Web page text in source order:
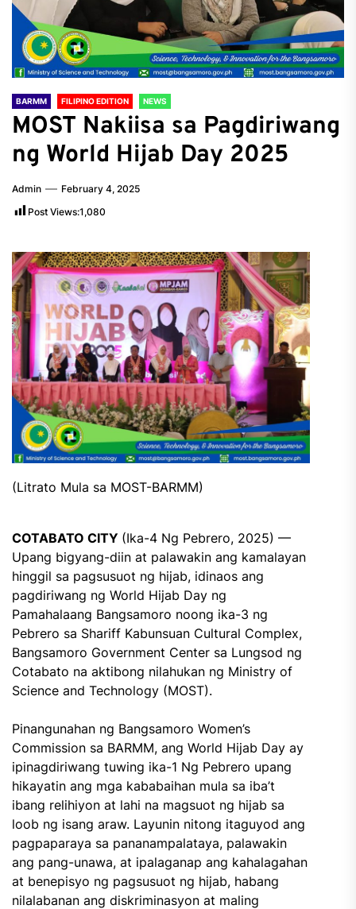
BARMM FILIPINO EDITION NEWS
MOST Nakiisa sa Pagdiriwang
ng World Hijab Day 2025
Admin
February 4, 2025
Post Views:1,080
(Litrato Mula sa MOST-BARMM)
COTABATO CITY (Ika-4 Ng Pebrero, 2025) —
Upang bigyang-diin at palawakin ang kamalayan
hinggil sa pagsusuot ng hijab, idinaos ang
pagdiriwang ng World Hijab Day ng
Pamahalaang Bangsamoro noong ika-3 ng
Pebrero sa Shariff Kabunsuan Cultural Complex,
Bangsamoro Government Center sa Lungsod ng
Cotabato na aktibong nilahukan ng Ministry of
Science and Technology (MOST).
Pinangunahan ng Bangsamoro Women’s
Commission sa BARMM, ang World Hijab Day ay
ipinagdiriwang tuwing ika-1 Ng Pebrero upang
hikayatin ang mga kababaihan mula sa iba’t
ibang relihiyon at lahi na magsuot ng hijab sa
loob ng isang araw. Layunin nitong itaguyod ang
pagpaparaya sa pananampalataya, palawakin
ang pang-unawa, at ipalaganap ang kahalagahan
at benepisyo ng pagsusuot ng hijab, habang
nilalabanan ang diskriminasyon at maling